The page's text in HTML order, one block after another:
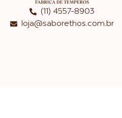
(11) 4557-8903
loja@saborethos.com.br